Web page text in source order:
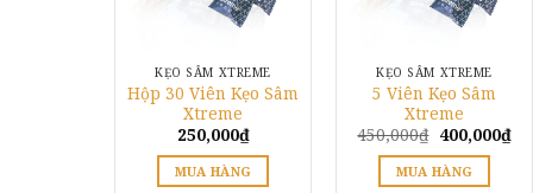
KẸO SÂM XTREME
Hộp 30 Viên Kẹo Sâm
Xtreme
250,000₫
MUA HÀNG
KẸO SÂM XTREME
5 Viên Kẹo Sâm
Xtreme
450,000₫ Giá
gốc
là:
450,000₫.
400,000₫
MUA HÀNG